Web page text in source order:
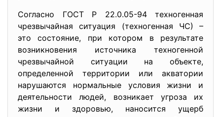
Согласно ГОСТ Р 22.0.05-94 техногенная
чрезвычайная ситуация (техногенная ЧС) –
это состояние, при котором в результате
возникновения источника техногенной
чрезвычайной ситуации на объекте,
определенной территории или акватории
нарушаются нормальные условия жизни и
деятельности людей, возникает угроза их
жизни и здоровью, наносится ущерб